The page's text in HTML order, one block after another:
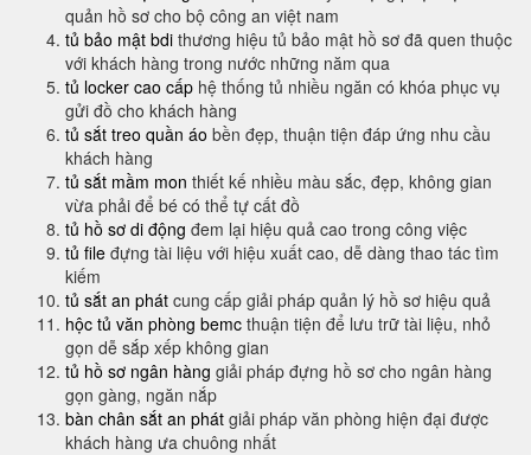
quản hồ sơ cho bộ công an việt nam
tủ bảo mật bdi thương hiệu tủ bảo mật hồ sơ đã quen thuộc
với khách hàng trong nước những năm qua
tủ locker cao cấp hệ thống tủ nhiều ngăn có khóa phục vụ
gửi đồ cho khách hàng
tủ sắt treo quần áo bền đẹp, thuận tiện đáp ứng nhu cầu
khách hàng
tủ sắt mầm mon thiết kế nhiều màu sắc, đẹp, không gian
vừa phải để bé có thể tự cất đồ
tủ hồ sơ di động đem lại hiệu quả cao trong công việc
tủ file đựng tài liệu với hiệu xuất cao, dễ dàng thao tác tìm
kiếm
tủ sắt an phát cung cấp giải pháp quản lý hồ sơ hiệu quả
hộc tủ văn phòng bemc thuận tiện để lưu trữ tài liệu, nhỏ
gọn dễ sắp xếp không gian
tủ hồ sơ ngân hàng giải pháp đựng hồ sơ cho ngân hàng
gọn gàng, ngăn nắp
bàn chân sắt an phát giải pháp văn phòng hiện đại được
khách hàng ưa chuông nhất